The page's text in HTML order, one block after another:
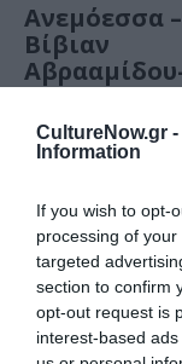
CultureNow.gr -
Information
If you wish to opt-
processing of
targeted
section to confirm
opt-out request is
interest-based
Ανεμόεσσα –
Βίβιαν
Πλούμπη
Τελευταία
νέα